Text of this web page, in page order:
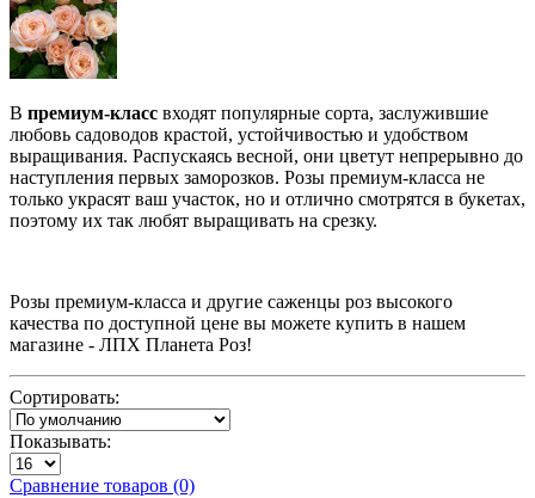
В премиум-класс входят популярные сорта, заслужившие
любовь садоводов крастой, устойчивостью и удобством
выращивания. Распускаясь весной, они цветут непрерывно до
наступления первых заморозков. Розы премиум-класса не
только украсят ваш участок, но и отлично смотрятся в букетах,
поэтому их так любят выращивать на срезку.
Розы премиум-класса и другие саженцы роз высокого
качества по доступной цене вы можете купить в нашем
магазине - ЛПХ Планета Роз!
Сортировать:
Показывать:
Сравнение товаров (0)